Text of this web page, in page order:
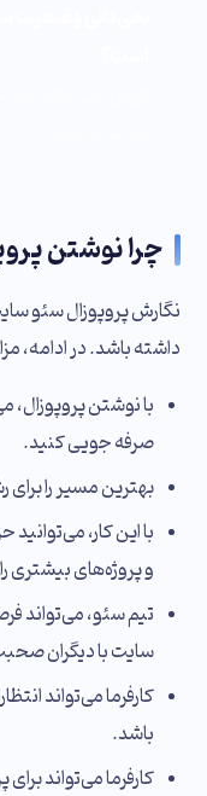
چرا نوشتن
نگارش پروپوزال سئو
داشته باشد. در ادامه،
با نوشتن پروپوزال،
صرفه جویی کنید.
بهترین مسیر را برای
با این کار،
و پروژه‌های بیشتری
تیم سئو، می‌تواند
سایت با دیگران
کارفرما می‌تواند
باشد.
کارفرما می‌تواند